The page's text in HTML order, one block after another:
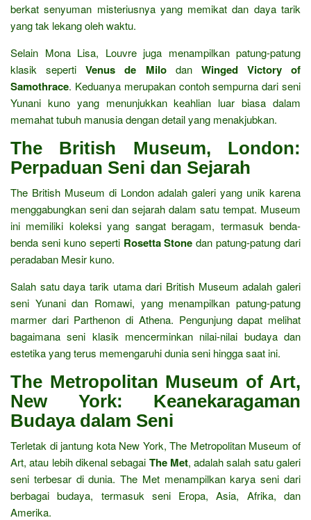
berkat senyuman misteriusnya yang memikat dan daya tarik
yang tak lekang oleh waktu.
Selain Mona Lisa, Louvre juga menampilkan patung-patung
klasik sepertiVenus de Milodan Winged Victory of
Samothrace. Keduanya merupakan contoh sempurna dari seni
Yunani kuno yang menunjukkan keahlian luar biasa dalam
memahat tubuh manusia dengan detail yang menakjubkan.
The British Museum, London:
Perpaduan Seni dan Sejarah
The British Museum di London adalah galeri yang unik karena
menggabungkan seni dan sejarah dalam satu tempat. Museum
ini memiliki koleksi yang sangat beragam, termasuk benda-
benda seni kuno seperti Rosetta Stone dan patung-patung dari
peradaban Mesir kuno.
Salah satu daya tarik utama dari British Museum adalah galeri
seni Yunani dan Romawi, yang menampilkan patung-patung
marmer dari Parthenon di Athena. Pengunjung dapat melihat
bagaimana seni klasik mencerminkan nilai-nilai budaya dan
estetika yang terus memengaruhi dunia seni hingga saat ini.
The Metropolitan Museum of Art,
New York: Keanekaragaman
Budaya dalam Seni
Terletak di jantung kota New York, The Metropolitan Museum of
Art, atau lebih dikenal sebagai The Met, adalah salah satu galeri
seni terbesar di dunia. The Met menampilkan karya seni dari
berbagai budaya, termasuk seni Eropa, Asia, Afrika, dan
Amerika.